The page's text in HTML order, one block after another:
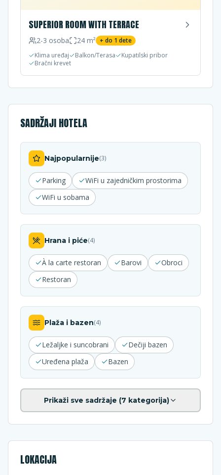
SUPERIOR ROOM WITH TERRACE
2-3 osoba 24 m² + do 1 dete
Klima uređaj
Balkon/Terasa
Kupatilski pribor
Bračni krevet
SADRŽAJI HOTELA
Najpopularnije(3)
Parking
WiFi u zajedničkim prostorima
WiFi u sobama
Hrana i piće(4)
À la carte restoran Barovi
Obroci
Restoran
Plaža i bazen(4)
Ležaljke i suncobrani
Dečiji bazen
Uređena plaža
Bazen
Prikaži sve sadržaje (7 kategorija)
LOKACIJA